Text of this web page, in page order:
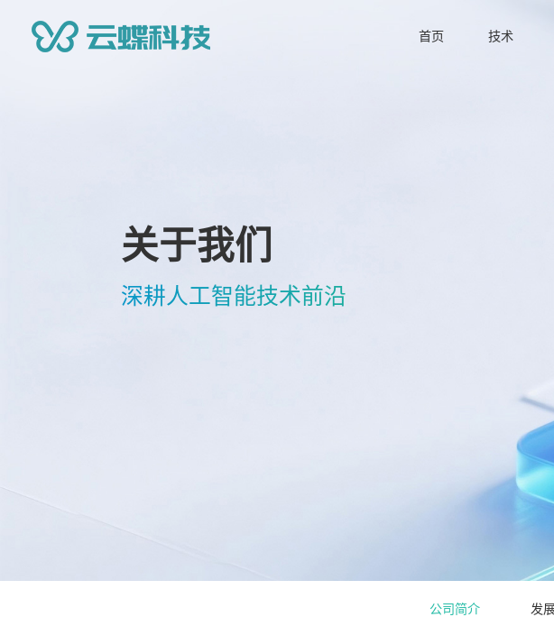
首页 技术
关于我们
深耕人工智能技术前沿
公司简介 发